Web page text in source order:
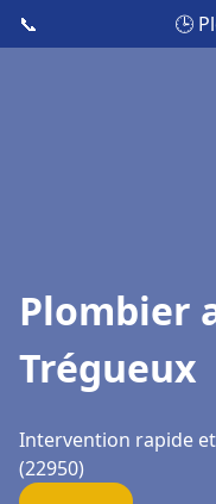
📞 🕒
Plombier
Trégueux
Intervention rapide
(22950)